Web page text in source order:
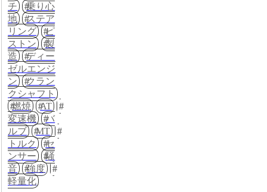
チ
乗り心
地
ステア
リング
ピ
ストン
製
造
ディー
ゼルエンジ
ン
クラン
クシャフト
燃焼
AT
変速機
バ
ルブ
MT
トルク
セ
ンサー
騒
音
強度
軽量化